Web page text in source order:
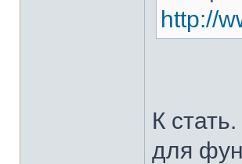
http://
К
для